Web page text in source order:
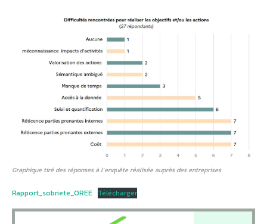
Graphique tiré des réponses à l’enquête réalisée auprès des entreprises
Rapport_sobriete_OREE Télécharger